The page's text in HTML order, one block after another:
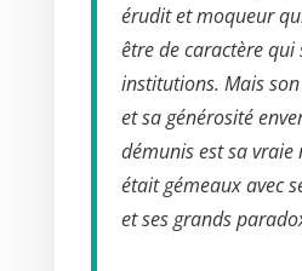
érudit et moqueur
être de caractère qui
institutions. Mais
et sa générosité
démunis est sa vraie
était gémeaux avec
et ses grands